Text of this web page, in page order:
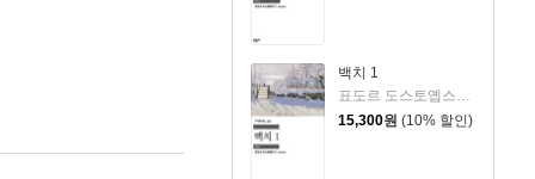
백치 1
표도르 도스토옙스키 저/김연경 역
15,300원 (10% 할인)